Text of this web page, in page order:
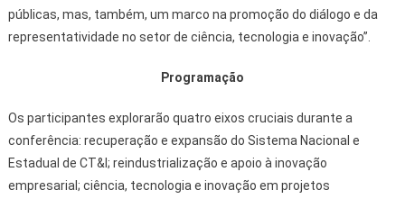
públicas, mas, também, um marco na promoção do diálogo e da
representatividade no setor de ciência, tecnologia e inovação”.
Programação
Os participantes explorarão quatro eixos cruciais durante a
conferência: recuperação e expansão do Sistema Nacional e
Estadual de CT&I; reindustrialização e apoio à inovação
empresarial; ciência, tecnologia e inovação em projetos